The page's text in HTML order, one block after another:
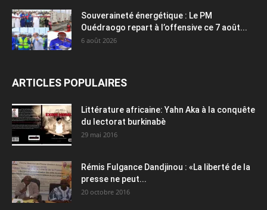
Souveraineté énergétique : Le PM
Ouédraogo repart à l’offensive ce 7 août...
6 août 2026
ARTICLES POPULAIRES
Littérature africaine: Yahn Aka à la conquête
du lectorat burkinabè
29 mai 2016
Rémis Fulgance Dandjinou : «La liberté de la
presse ne peut...
20 octobre 2016